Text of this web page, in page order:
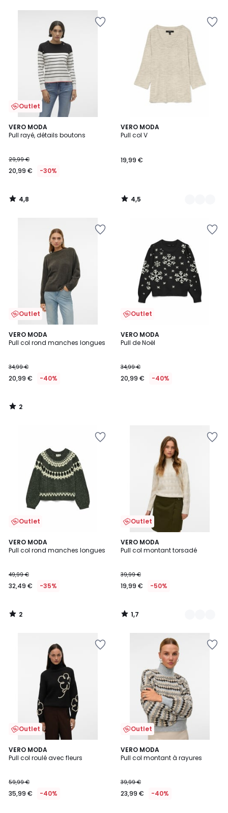
Outlet
VERO MODA
Pull rayé, détails boutons
29,99 €
20,99 € -30%
4,8
/ 5
4,8
/
VERO MODA
Pull col V
19,99 €
4,5
/ 5
3
Couleurs
4,5
/
Outlet
VERO MODA
Pull col rond manches longues
34,99 €
20,99 € -40%
2
/
2
/
Outlet
VERO MODA
Pull de Noël
34,99 €
20,99 € -40%
Outlet
VERO MODA
Pull col rond manches longues
49,99 €
32,49 € -35%
2
/
2
/
Outlet
VERO MODA
Pull col montant torsadé
39,99 €
19,99 € -50%
1,7
/
3
Couleurs
1,7
/
Outlet
VERO MODA
Pull col roulé avec fleurs
59,99 €
35,99 € -40%
5
/
Outlet
VERO MODA
Pull col montant à rayures
39,99 €
23,99 € -40%
3
/